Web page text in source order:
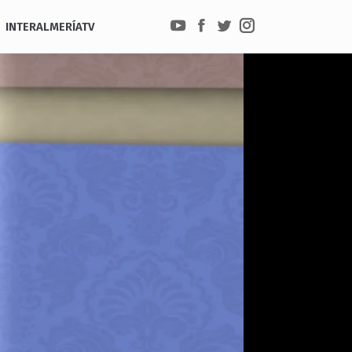
INTERALMERÍATV
YouTube
Facebook
TwitterInstagram